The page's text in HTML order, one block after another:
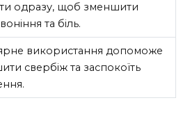
одразу, щоб зменшити
та біль.
використання допоможе
свербіж та заспокоїть